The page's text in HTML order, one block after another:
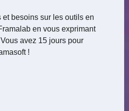
et besoins sur les outils en
en vous exprimant
avez 15 jours pour
!